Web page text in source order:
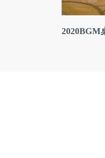
2020BGM